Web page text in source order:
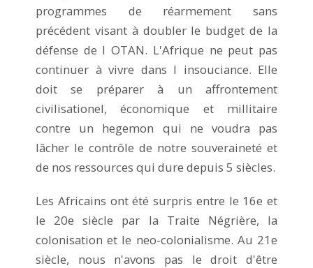
programmes de réarmement sans
précédent visant à doubler le budget de la
défense de l OTAN. L'Afrique ne peut pas
continuer à vivre dans l insouciance. Elle
doit se préparer à un affrontement
civilisationel, économique et millitaire
contre un hegemon qui ne voudra pas
lâcher le contrôle de notre souveraineté et
de nos ressources qui dure depuis 5 siècles.
Les Africains ont été surpris entre le 16e et
le 20e siècle par la Traite Négrière, la
colonisation et le neo-colonialisme. Au 21e
siècle, nous n'avons pas le droit d'être